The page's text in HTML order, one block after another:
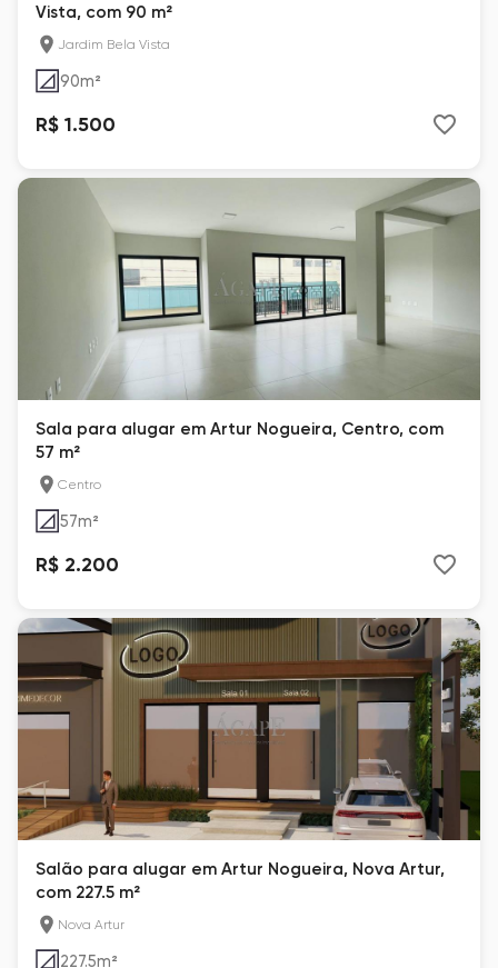
Vista, com 90 m²
Jardim Bela Vista
90m²
R$ 1.500
Sala para alugar em Artur Nogueira, Centro, com
57 m²
Centro
57m²
R$ 2.200
Salão para alugar em Artur Nogueira, Nova Artur,
com 227.5 m²
Nova Artur
227.5m²